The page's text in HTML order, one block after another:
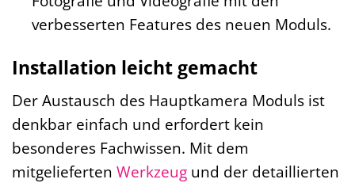
verbesserten Features des neuen Moduls.
Installation leicht gemacht
Der Austausch des Hauptkamera Moduls ist
denkbar einfach und erfordert kein
besonderes Fachwissen. Mit dem
mitgelieferten Werkzeug und der detaillierten